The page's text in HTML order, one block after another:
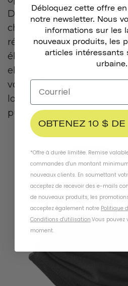
Dans tous les cas, elle
chaud. La cagoule en
réguler la chaleur, à
éliminer les odeurs
elle fait également office
vous offrant une sécurité
lorsque vous faites du
publics pendant la
Débloquez cette offre
notre newsletter. Nous
informations sur les
nouveaux produits, les
articles intéressants
urbaine.
OBTENEZ 10 $
*Offre à durée limitée. Remise
commandes d'un montant
nouveaux clients. En soumettant
acceptez de recevoir des e-mails
de nouveaux produits, les
acceptez également notre Politique
Conditions d'utilisation.Vous pouvez
moment.